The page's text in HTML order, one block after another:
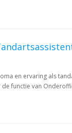
en ervaring als
functie van